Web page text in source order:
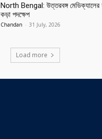
North Bengal: উত্তরবঙ্গ মেডিক্যালের
কড়া পদক্ষেপ
Chandan - 31 July, 2026
Load more